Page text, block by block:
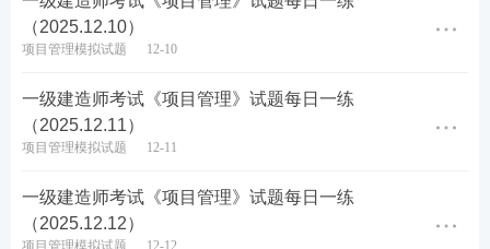
热点推荐：
一建考试试题在线刷（章节题/真题/模拟题等）
各科目近6年一级建造师考试真题PDF免费下载
（2025.12.10）
项目管理模拟试题 12-10
一级建造师考试《项目管理》试题每日一练
（2025.12.11）
项目管理模拟试题 12-11
一级建造师考试《项目管理》试题每日一练
（2025.12.12）